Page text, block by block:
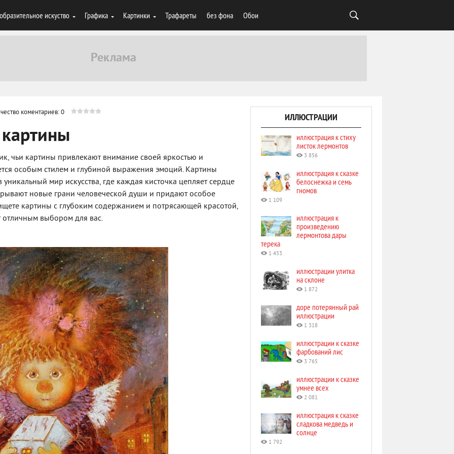
искуство Графика Картинки Трафареты без фона Обои
коментариев: 0
чьи картины привлекают внимание своей яркостью и
особым стилем и глубиной выражения эмоций. Картины
мир искусства, где каждая кисточка цепляет сердце
новые грани человеческой души и придают особое
картины с глубоким содержанием и потрясающей красотой,
отличным выбором для вас.
ИЛЛЮСТРАЦИИ
иллюстрация к стиху
листок лермонтов
3 856
иллюстрация к сказке
белоснежка и семь
гномов
1 109
иллюстрация к
произведению
лермонтова дары
терека
1 453
иллюстрации улитка
на склоне
1 872
доре потерянный рай
иллюстрации
1 318
иллюстрации к сказке
фарбований лис
3 765
иллюстрации к сказке
умнее всех
2 081
иллюстрация к сказке
сладкова медведь и
солнце
1 792